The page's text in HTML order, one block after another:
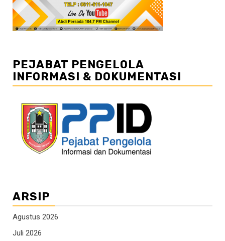
PEJABAT PENGELOLA
INFORMASI & DOKUMENTASI
ARSIP
Agustus 2026
Juli 2026